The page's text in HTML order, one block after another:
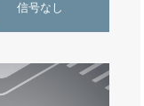
信号なし